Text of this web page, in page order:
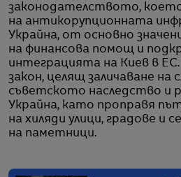
законодателството,
на антикорупционната
Украйна, от основно
на финансова помощ и
интеграцията на Киев в
закон, целящ заличаване на
съветското наследство и
Украйна, като проправя
на хиляди улици, градове и
на паметници.